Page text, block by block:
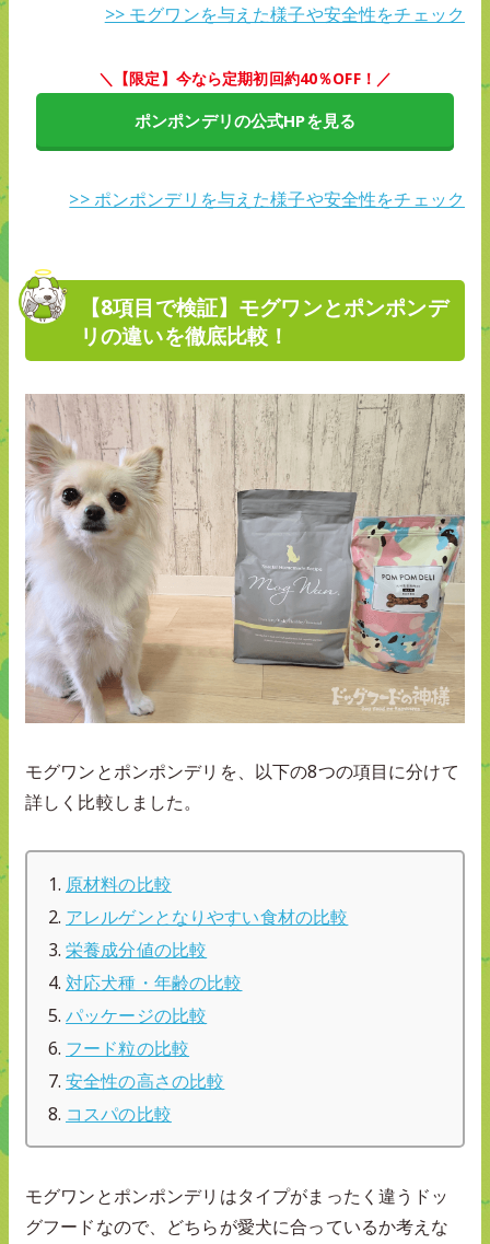
>> モグワンを与えた様子や安全性をチェック
＼【限定】今なら定期初回約40％OFF！／
ポンポンデリの公式HPを見る
>> ポンポンデリを与えた様子や安全性をチェック
【8項目で検証】モグワンとポンポンデ
リの違いを徹底比較！
モグワンとポンポンデリを、以下の8つの項目に分けて
詳しく比較しました。
原材料の比較
アレルゲンとなりやすい食材の比較
栄養成分値の比較
対応犬種・年齢の比較
パッケージの比較
フード粒の比較
安全性の高さの比較
コスパの比較
モグワンとポンポンデリはタイプがまったく違うドッ
グフードなので、どちらが愛犬に合っているか考えな